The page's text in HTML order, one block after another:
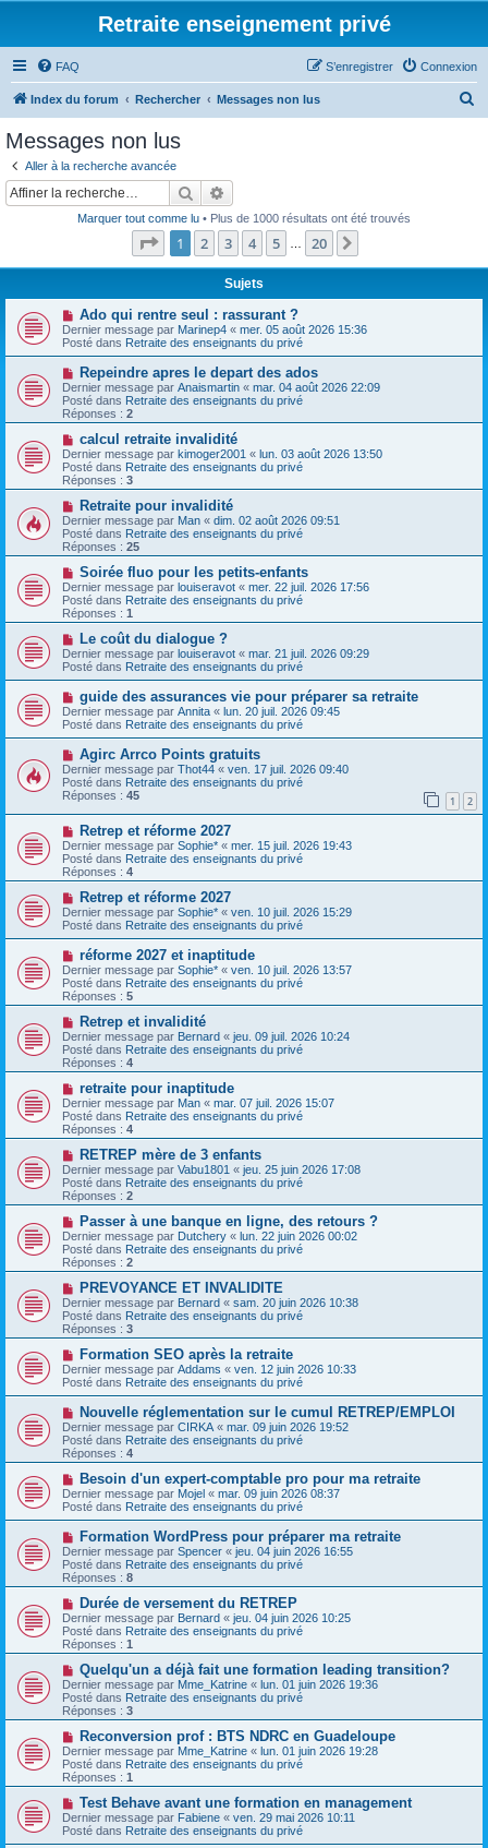
Retraite enseignement privé
FAQ Connexion
S’enregistrer
Index du forum Rechercher Messages non lus
Messages non lus
Aller à la recherche avancée
Rechercher
Marquer tout comme lu • Plus de 1000 résultats ont été trouvés
Page 1sur20
1 2 3 4 5 20
Sujets
N
o
u
v
e
a
u
m
e
s
a
g
e
Ado qui rentre seul : rassurant ?
Dernier message par Marinep4 « mer. 05 août 2026 15:36
Posté dans Retraite des enseignants du privé
N
o
u
v
e
a
u
m
e
s
s
a
g
e
Repeindre apres le depart des ados
Dernier message par Anaismartin « mar. 04 août 2026 22:09
Posté dans Retraite des enseignants du privé
Réponses : 2
N
o
u
v
e
a
u
m
e
s
s
a
g
e
calcul retraite invalidité
Dernier message par kimoger2001 « lun. 03 août 2026 13:50
Posté dans Retraite des enseignants du privé
Réponses : 3
N
o
u
v
e
a
u
m
e
s
s
a
g
e
Retraite pour invalidité
Dernier message par Man « dim. 02 août 2026 09:51
Posté dans Retraite des enseignants du privé
Réponses : 25
N
o
u
v
e
a
u
m
e
s
a
g
e
Soirée fluo pour les petits-enfants
Dernier message par louiseravot « mer. 22 juil. 2026 17:56
Posté dans Retraite des enseignants du privé
Réponses : 1
N
o
u
v
a
u
m
e
s
s
a
g
e
Le coût du dialogue ?
Dernier message par louiseravot « mar. 21 juil. 2026 09:29
Posté dans Retraite des enseignants du privé
N
o
u
v
a
u
m
e
s
s
a
g
e
guide des assurances vie pour préparer sa retraite
Dernier message par Annita « lun. 20 juil. 2026 09:45
Posté dans Retraite des enseignants du privé
N
o
u
v
e
a
m
e
s
s
a
g
e
Agirc Arrco Points gratuits
Dernier message par Thot44 « ven. 17 juil. 2026 09:40
Posté dans Retraite des enseignants du privé
Réponses : 45 1 2
N
o
u
v
e
a
u
m
e
s
a
g
e
Retrep et réforme 2027
Dernier message par Sophie* « mer. 15 juil. 2026 19:43
Posté dans Retraite des enseignants du privé
Réponses : 4
N
o
u
v
a
u
m
e
s
a
g
e
Retrep et réforme 2027
Dernier message par Sophie* « ven. 10 juil. 2026 15:29
Posté dans Retraite des enseignants du privé
N
o
u
v
e
a
u
m
e
s
s
a
g
e
réforme 2027 et inaptitude
Dernier message par Sophie* « ven. 10 juil. 2026 13:57
Posté dans Retraite des enseignants du privé
Réponses : 5
N
o
u
v
e
a
u
m
e
s
s
a
g
e
Retrep et invalidité
Dernier message par Bernard « jeu. 09 juil. 2026 10:24
Posté dans Retraite des enseignants du privé
Réponses : 4
N
o
u
v
e
a
u
m
e
s
s
a
g
e
retraite pour inaptitude
Dernier message par Man « mar. 07 juil. 2026 15:07
Posté dans Retraite des enseignants du privé
Réponses : 4
N
o
u
v
e
a
u
m
e
s
s
a
g
e
RETREP mère de 3 enfants
Dernier message par Vabu1801 « jeu. 25 juin 2026 17:08
Posté dans Retraite des enseignants du privé
Réponses : 2
N
o
u
v
e
a
u
m
e
s
s
a
g
e
Passer à une banque en ligne, des retours ?
Dernier message par Dutchery « lun. 22 juin 2026 00:02
Posté dans Retraite des enseignants du privé
Réponses : 2
N
o
u
v
e
a
u
m
e
s
a
g
e
PREVOYANCE ET INVALIDITE
Dernier message par Bernard « sam. 20 juin 2026 10:38
Posté dans Retraite des enseignants du privé
Réponses : 3
N
o
u
v
e
a
u
m
e
s
a
g
e
Formation SEO après la retraite
Dernier message par Addams « ven. 12 juin 2026 10:33
Posté dans Retraite des enseignants du privé
N
o
u
v
e
a
u
m
e
s
a
g
e
Nouvelle réglementation sur le cumul RETREP/EMPLOI
Dernier message par CIRKA « mar. 09 juin 2026 19:52
Posté dans Retraite des enseignants du privé
Réponses : 4
N
o
u
v
e
a
u
m
e
s
a
g
e
Besoin d'un expert-comptable pro pour ma retraite
Dernier message par Mojel « mar. 09 juin 2026 08:37
Posté dans Retraite des enseignants du privé
N
o
u
v
e
a
u
m
e
s
s
a
g
e
Formation WordPress pour préparer ma retraite
Dernier message par Spencer « jeu. 04 juin 2026 16:55
Posté dans Retraite des enseignants du privé
Réponses : 8
N
o
u
v
e
a
m
e
s
s
a
g
e
Durée de versement du RETREP
Dernier message par Bernard « jeu. 04 juin 2026 10:25
Posté dans Retraite des enseignants du privé
Réponses : 1
N
o
u
v
e
a
u
m
e
s
s
g
e
Quelqu'un a déjà fait une formation leading transition?
Dernier message par Mme_Katrine « lun. 01 juin 2026 19:36
Posté dans Retraite des enseignants du privé
Réponses : 3
N
o
u
v
e
a
m
e
Reconversion prof : BTS NDRC en Guadeloupe
Dernier message par Mme_Katrine « lun. 01 juin 2026 19:28
Posté dans Retraite des enseignants du privé
Réponses : 1
N
o
u
v
Test Behave avant une formation en management
Dernier message par Fabiene « ven. 29 mai 2026 10:11
Posté dans Retraite des enseignants du privé